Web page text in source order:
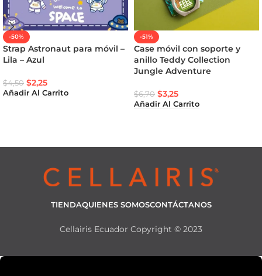
-50%
Strap Astronaut para móvil –
Lila – Azul
$4,50 $2,25
Añadir Al Carrito
-51%
Case móvil con soporte y
anillo Teddy Collection
Jungle Adventure
$6,70 $3,25
Añadir Al Carrito
TIENDAQUIENES SOMOSCONTÁCTANOS
Cellairis Ecuador Copyright © 2023